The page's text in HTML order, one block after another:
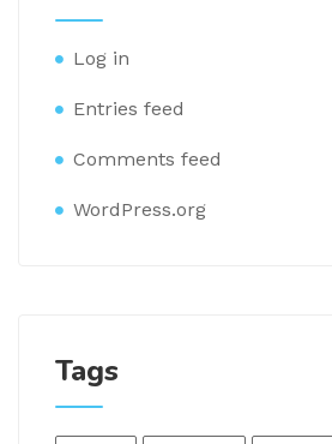
Log in
Entries feed
Comments feed
WordPress.org
Tags